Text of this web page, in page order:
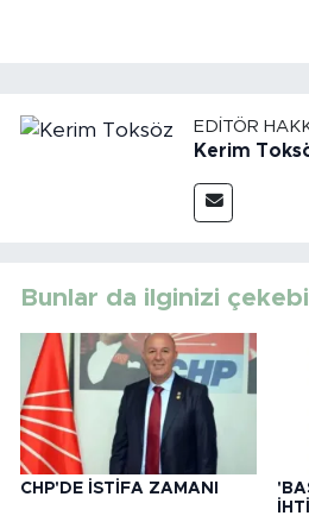
EDITÖR
Kerim
Bunlar da ilginizi
CHP'DE İSTİFA ZAMANI